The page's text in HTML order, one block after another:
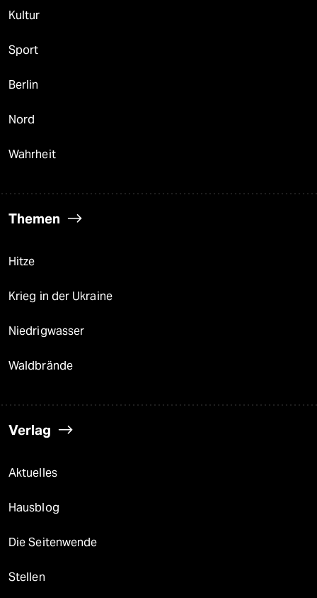
Kultur
Sport
Berlin
Nord
Wahrheit
Themen
Hitze
Krieg in der Ukraine
Niedrigwasser
Waldbrände
Verlag
Aktuelles
Hausblog
Die Seitenwende
Stellen